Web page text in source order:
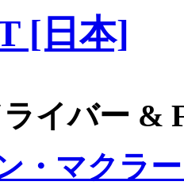
[日本]
ライバー &
・マクラ